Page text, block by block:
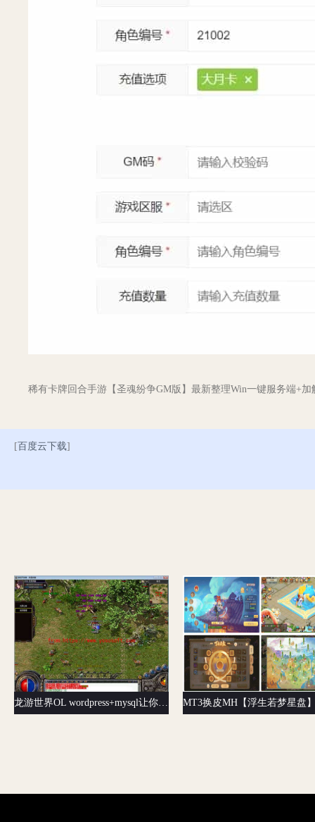
稀有卡牌回合手游【圣魂纷争GM版】最新整理Win一键服务端+
[ 百度云下载]
龙游世界OL wordpress+mysql让你体验不一样的热血传奇微端一键端